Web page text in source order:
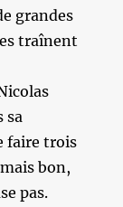
grandes
traînent
sa
faire trois
bon,
pas.